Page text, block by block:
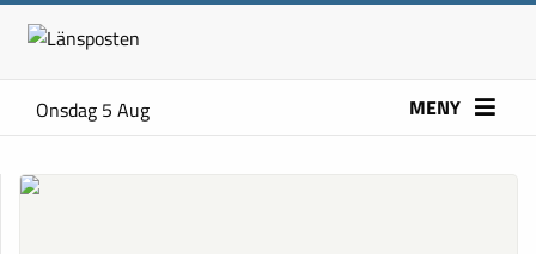
Onsdag 5 Aug MENY